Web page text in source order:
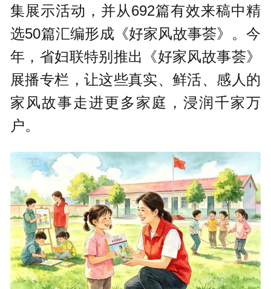
集展示活动，并从692篇有效来稿中精
选50篇汇编形成《好家风故事荟》。今
年，省妇联特别推出《好家风故事荟》
展播专栏，让这些真实、鲜活、感人的
家风故事走进更多家庭，浸润千家万
户。